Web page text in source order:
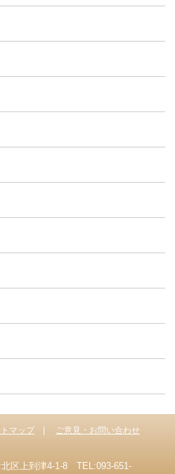
マップ ご意見・お問い合わせ
北区上到津4-1-8 TEL:093-651-